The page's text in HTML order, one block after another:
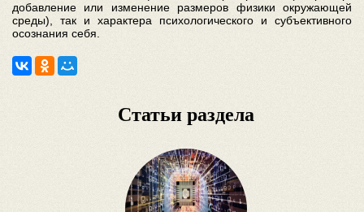
добавление или изменение размеров физики окружающей
среды), так и характера психологического и субъективного
осознания себя.
Статьи раздела